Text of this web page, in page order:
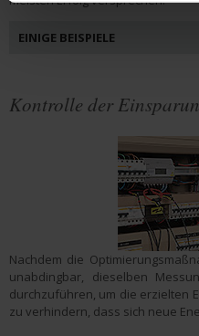
EINIGE BEISPIELE
Kontrolle der
Nachdem die
unabdingbar, dieselben
durchzuführen, um die erzielten
zu verhindern, dass sich neue